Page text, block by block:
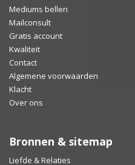
Mediums bellen
Mailconsult
Gratis account
Kwaliteit
Contact
Algemene voorwaarden
Klacht
Over ons
Bronnen & sitemap
Liefde & Relaties